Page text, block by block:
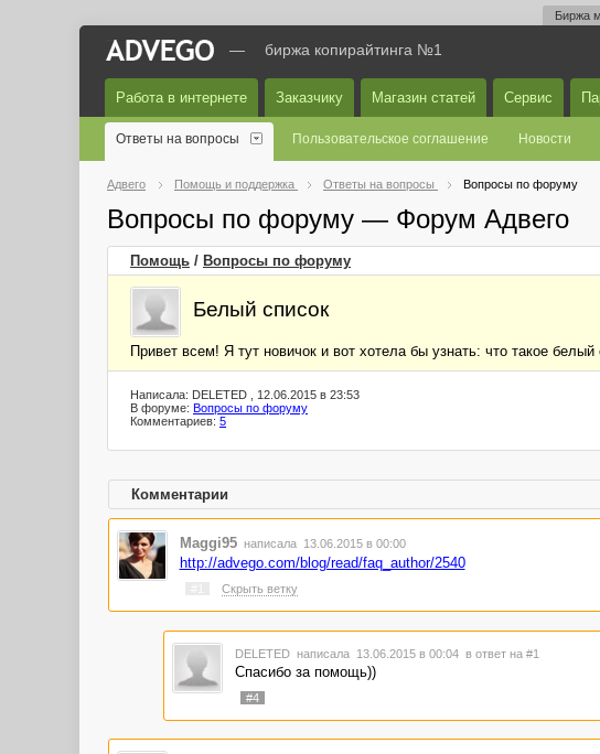
Биржа
— биржа копирайтинга №1
Работа в интернете Заказчику Магазин статей Сервис
Ответы на вопросы Пользовательское соглашение Новости
Адвего Помощь и поддержка Ответы на вопросы Вопросы по форуму
Вопросы по форуму — Форум Адвего
Помощь / Вопросы по форуму
Белый список
Привет всем! Я тут новичок и вот хотела бы узнать: что такое
Написала: DELETED , 12.06.2015 в 23:53
В форуме: Вопросы по форуму
Комментариев: 5
Комментарии
Maggi95 написала 13.06.2015 в 00:00
http://advego.com/blog/read/faq_author/2540
Скрыть ветку
DELETED написала 13.06.2015 в 00:04 в ответ на #1
Спасибо за помощь))
#4